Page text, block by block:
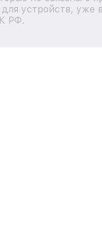
устройств,
РФ.